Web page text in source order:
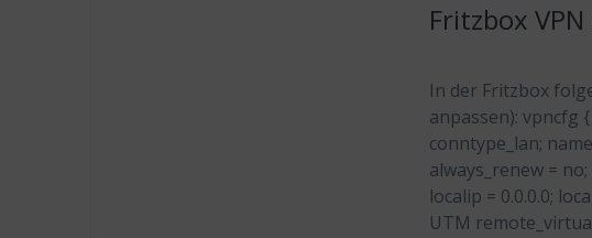
Fritzbox
In der Fritzbox
anpassen): vpncfg
conntype_lan;
always_renew =
localip = 0.0.0.0;
UTM